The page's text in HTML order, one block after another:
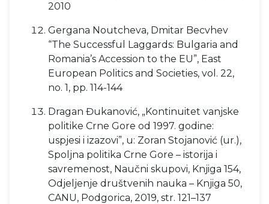
2010
Gergana Noutcheva, Dmitar Becvhev
“The Successful Laggards: Bulgaria and
Romania’s Accession to the EU”, East
European Politics and Societies, vol. 22,
no. 1, pp. 114-144
Dragan Đukanović, „Kontinuitet vanjske
politike Crne Gore od 1997. godine:
uspjesi i izazovi”, u: Zoran Stojanović (ur.),
Spoljna politika Crne Gore – istorija i
savremenost, Naučni skupovi, Knjiga 154,
Odjeljenje društvenih nauka – Knjiga 50,
CANU, Podgorica, 2019, str. 121–137